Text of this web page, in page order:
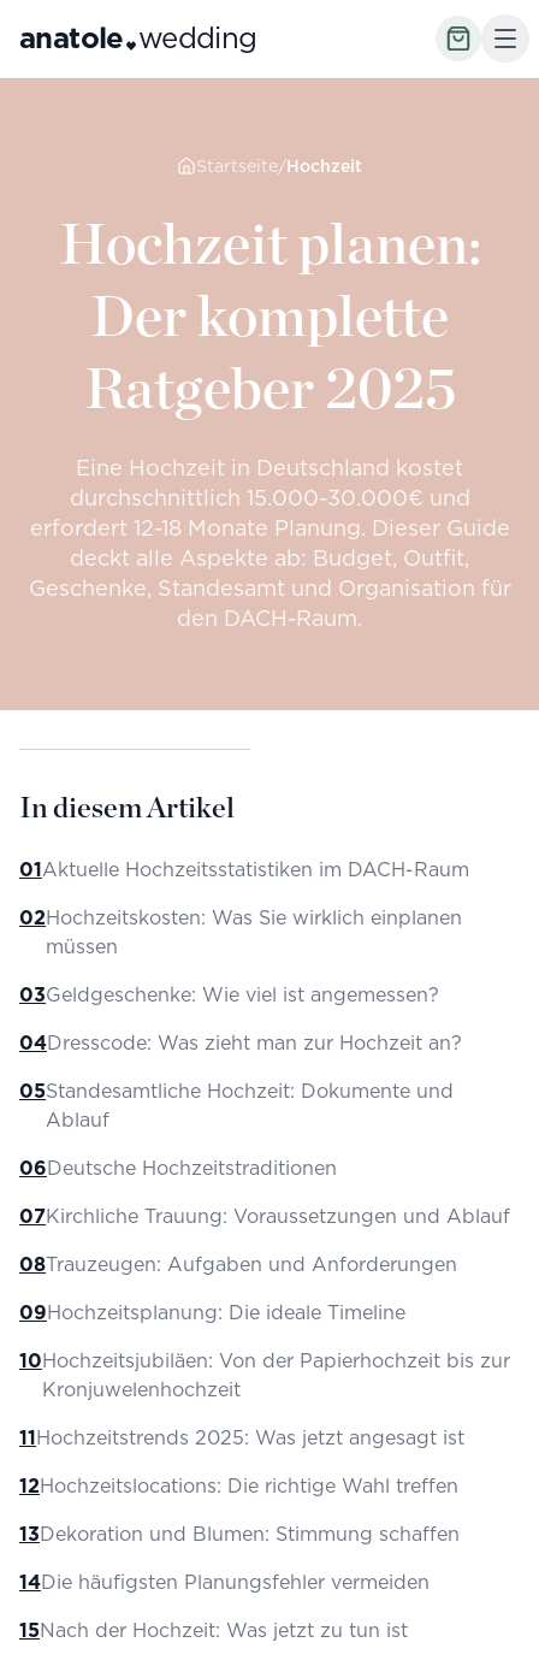
anatole wedding
Startseite/Hochzeit
Hochzeit planen:
Der komplette
Ratgeber 2025
Eine Hochzeit in Deutschland kostet
durchschnittlich 15.000-30.000€ und
erfordert 12-18 Monate Planung. Dieser Guide
deckt alle Aspekte ab: Budget, Outfit,
Geschenke, Standesamt und Organisation für
den DACH-Raum.
In diesem Artikel
01Aktuelle Hochzeitsstatistiken im DACH-Raum
02Hochzeitskosten: Was Sie wirklich einplanen
müssen
03Geldgeschenke: Wie viel ist angemessen?
04Dresscode: Was zieht man zur Hochzeit an?
05Standesamtliche Hochzeit: Dokumente und
Ablauf
06Deutsche Hochzeitstraditionen
07Kirchliche Trauung: Voraussetzungen und Ablauf
08Trauzeugen: Aufgaben und Anforderungen
09Hochzeitsplanung: Die ideale Timeline
10Hochzeitsjubiläen: Von der Papierhochzeit bis zur
Kronjuwelenhochzeit
11Hochzeitstrends 2025: Was jetzt angesagt ist
12Hochzeitslocations: Die richtige Wahl treffen
13Dekoration und Blumen: Stimmung schaffen
14Die häufigsten Planungsfehler vermeiden
15Nach der Hochzeit: Was jetzt zu tun ist